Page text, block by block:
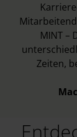
MINT –
Zeiten,